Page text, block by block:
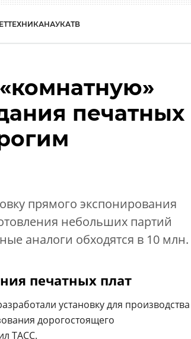
ТЕХНИКАНАУКАТВ
печатных
прямого экспонирования
небольших партий
аналоги обходятся в 10 млн.
печатных плат
установку для производства
дорогостоящего
ТАСС.